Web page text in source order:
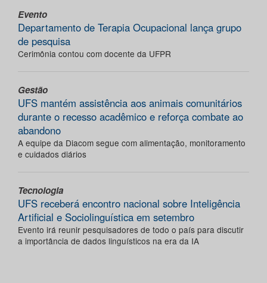
Evento
Departamento de Terapia Ocupacional lança grupo
de pesquisa
Cerimônia contou com docente da UFPR
Gestão
UFS mantém assistência aos animais comunitários
durante o recesso acadêmico e reforça combate ao
abandono
A equipe da Diacom segue com alimentação, monitoramento
e cuidados diários
Tecnologia
UFS receberá encontro nacional sobre Inteligência
Artificial e Sociolinguística em setembro
Evento irá reunir pesquisadores de todo o país para discutir
a importância de dados linguísticos na era da IA